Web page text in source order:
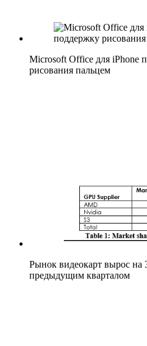
Microsoft Office для iPhone
рисования пальцем
Рынок видеокарт вырос на
предыдущим кварталом